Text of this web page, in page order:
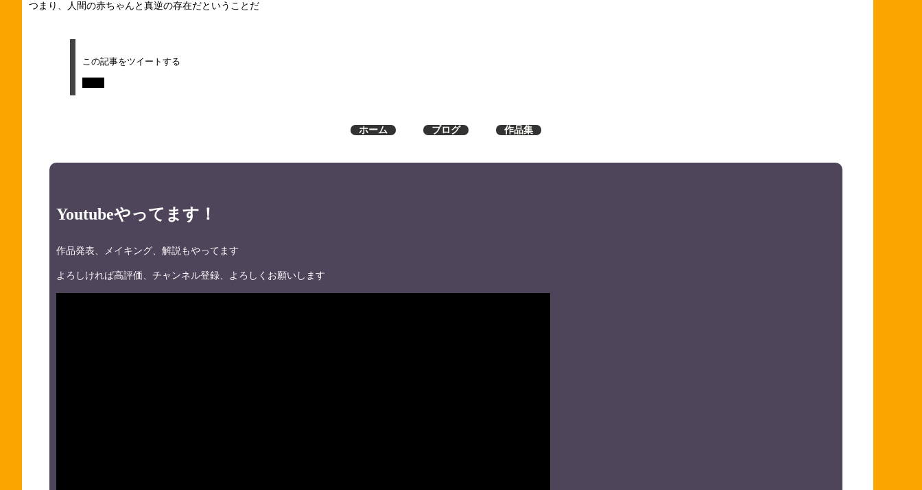
つまり、人間の赤ちゃんと真逆の存在だということだ
この記事をツイートする
ホーム ブログ 作品集
Youtubeやってます！
作品発表、メイキング、解説もやってます
よろしければ高評価、チャンネル登録、よろしくお願いします